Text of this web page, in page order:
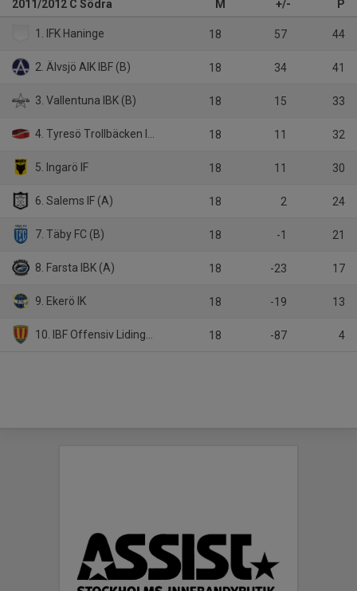
2011/2012 C Södra
M +/- P
1. IFK Haninge 18 57 44
2. Älvsjö AIK IBF (B) 18 34 41
3. Vallentuna IBK (B) 18 15 33
4. Tyresö Trollbäcken IBK 18 11 32
5. Ingarö IF 18 11 30
6. Salems IF (A) 18 2 24
7. Täby FC (B) 18 -1 21
8. Farsta IBK (A) 18 -23 17
9. Ekerö IK 18 -19 13
10. IBF Offensiv Lidingö/Djurgårdens IF IBS 18 -87 4